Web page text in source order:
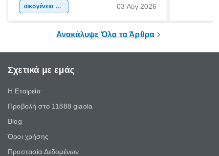
χώρας. Είτε πρόκειται για λίγες μέρες
οικογένεια & παιδί 03 Αύγ 2026
Ανακάλυψε Όλα τα Άρθρα
Σχετικά με εμάς
Η Εταιρεία
Προβολή στο 11888 giaola
Blog
Όροι χρήσης
Προστασία Δεδομένων